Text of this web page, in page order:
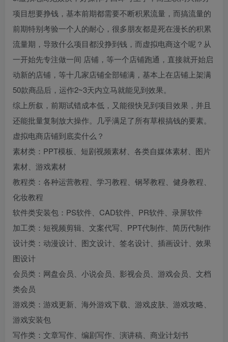
项目想要挣钱，基本前期都需要不断积累流量，而搞流量的
前期特别考验一个人的耐心，很多朋友都是死在漫长的积累
流量期，导致什么项目都没挣到钱，而虚拟电商这个呢？从
一开始先专注做一间 店铺，等一个店铺跑通，直接就开始启
动新的店铺，等十几家店铺全部铺满，基本上在店铺上架满
50款商品后，运作2~3天内立马就能见到效果。
综上所叙，前期试错成本低，又能很快见到项目效果，并且
还能批量复制放大操作。几乎满足了所有草根搞钱的要素。
虚拟电商店铺到底卖什么？
素材类：PPT模板、短剧视频素材、各类自媒体素材、图片
素材、游戏素材
教程类：各种运营教程、学习教程、钢琴教程、健身教程、
化妆教程
软件类安装包：PS软件、CAD软件、PR软件、录屏软件
加工类：短视频剪辑、文案代写、PPT代制作、简历代制作
设计类：动漫设计、图文设计、签名设计、插画设计、效果
图设计
会员类：网盘会员、小说会员、影视会员、游戏会员、文档
类会员
游戏类：游戏更新、海外游戏下载、游戏皮肤、游戏攻略、
游戏安装包
写作类：文章写作、编剧写作、演讲稿、商业计划书